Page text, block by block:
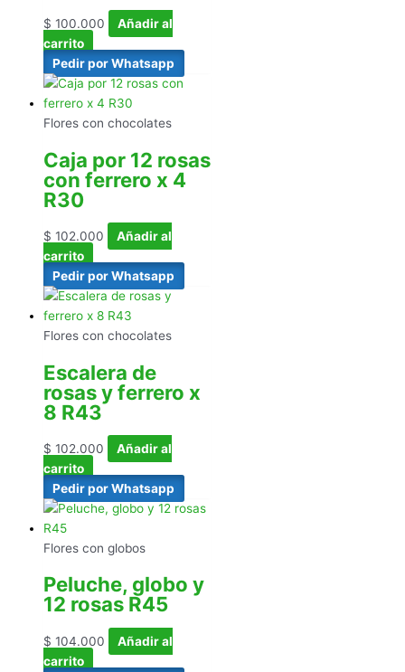
$ 100.000
Añadir al
carrito
Pedir por Whatsapp
Flores con chocolates
Caja por 12 rosas
con ferrero x 4
R30
$ 102.000
Añadir al
carrito
Pedir por Whatsapp
Flores con chocolates
Escalera de
rosas y ferrero x
8 R43
$ 102.000
Añadir al
carrito
Pedir por Whatsapp
Flores con globos
Peluche, globo y
12 rosas R45
$ 104.000
Añadir al
carrito